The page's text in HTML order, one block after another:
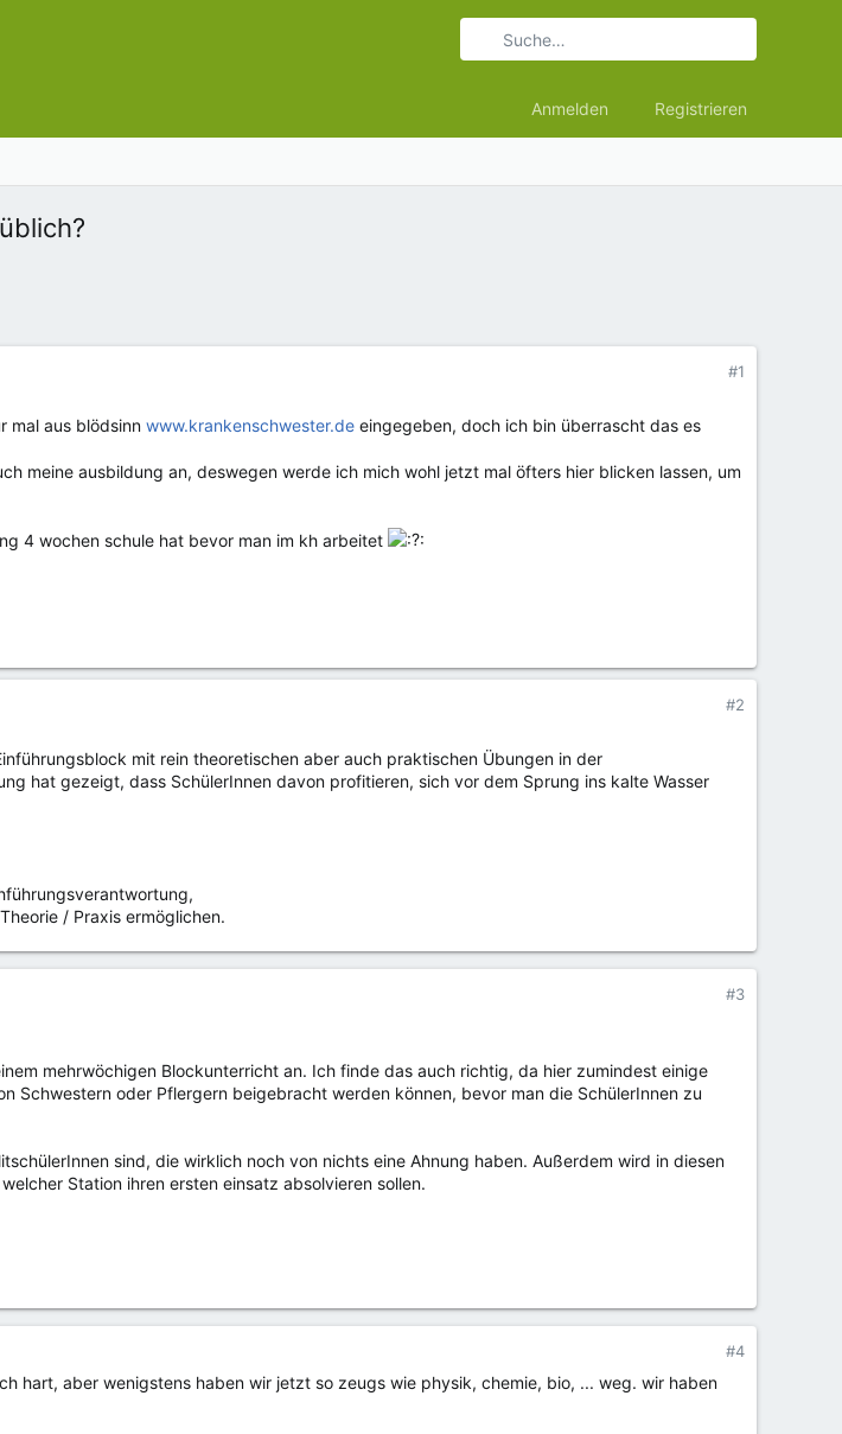
Anmelden Registrieren
#1
mal aus blödsinn www.krankenschwester.de eingegeben, doch ich bin überrascht das es
meine ausbildung an, deswegen werde ich mich wohl jetzt mal öfters hier blicken lassen, um
4 wochen schule hat bevor man im kh arbeitet
#2
mit rein theoretischen aber auch praktischen Übungen in der
hat gezeigt, dass SchülerInnen davon profitieren, sich vor dem Sprung ins kalte Wasser
/ Praxis ermöglichen.
#3
mehrwöchigen Blockunterricht an. Ich finde das auch richtig, da hier zumindest einige
Schwestern oder Pflergern beigebracht werden können, bevor man die SchülerInnen zu
sind, die wirklich noch von nichts eine Ahnung haben. Außerdem wird in diesen
Station ihren ersten einsatz absolvieren sollen.
#4
hart, aber wenigstens haben wir jetzt so zeugs wie physik, chemie, bio, ... weg. wir haben